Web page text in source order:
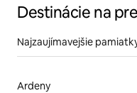
Destinácie na
Najzaujímavejšie
Ardeny